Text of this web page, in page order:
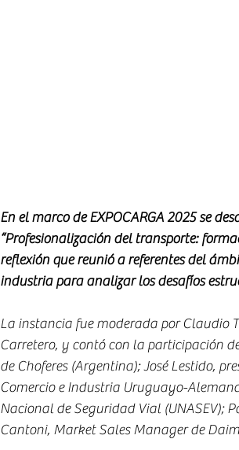
En el marco de EXPOCARGA 2025 se
“Profesionalización del transporte:
reflexión que reunió a referentes del
industria para analizar los desafíos
La instancia fue moderada por Claudio
Carretero, y contó con la participación
de Choferes (Argentina); José Lestido,
Comercio e Industria Uruguayo-
Nacional de Seguridad Vial (UNASEV);
Cantoni, Market Sales Manager de